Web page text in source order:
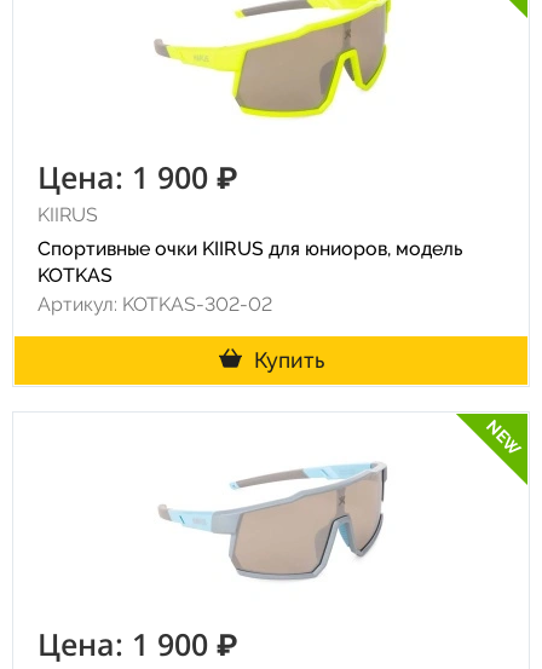
Цена: 1 900 ₽
KIIRUS
Спортивные очки KIIRUS для юниоров, модель
KOTKAS
Артикул: KOTKAS-302-02
Купить
NEW
Цена: 1 900 ₽